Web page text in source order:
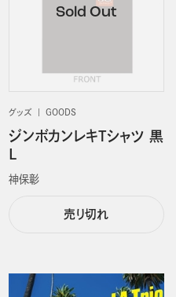
グッズ GOODS
ジンボカンレキTシャツ 黒
神保彰
売り切れ